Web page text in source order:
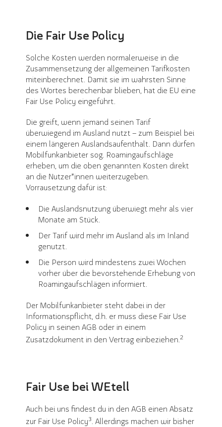
Die Fair Use Policy
Solche Kosten werden normalerweise in die
Zusammensetzung der allgemeinen Tarifkosten
miteinberechnet. Damit sie im wahrsten Sinne
des Wortes berechenbar blieben, hat die EU eine
Fair Use Policy eingeführt.
Die greift, wenn jemand seinen Tarif
überwiegend im Ausland nutzt – zum Beispiel bei
einem längeren Auslandsaufenthalt. Dann dürfen
Mobilfunkanbieter sog. Roamingaufschläge
erheben, um die oben genannten Kosten direkt
an die Nutzer*innen weiterzugeben.
Vorrausetzung dafür ist:
Die Auslandsnutzung überwiegt mehr als vier
Monate am Stück.
Der Tarif wird mehr im Ausland als im Inland
genutzt.
Die Person wird mindestens zwei Wochen
vorher über die bevorstehende Erhebung von
Roamingaufschlägen informiert.
Der Mobilfunkanbieter steht dabei in der
Informationspflicht, d.h. er muss diese Fair Use
Policy in seinen AGB oder in einem
Zusatzdokument in den Vertrag einbeziehen.2
Fair Use bei WEtell
Auch bei uns findest du in den AGB einen Absatz
zur Fair Use Policy3. Allerdings machen wir bisher